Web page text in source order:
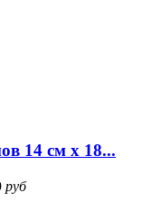
14 см х 18...
руб